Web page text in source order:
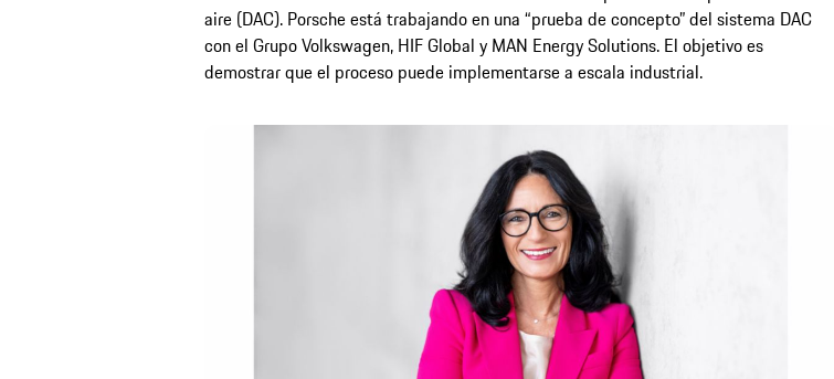
aire (DAC). Porsche está trabajando en una “prueba de concepto” del sistema DAC
con el Grupo Volkswagen, HIF Global y MAN Energy Solutions. El objetivo es
demostrar que el proceso puede implementarse a escala industrial.